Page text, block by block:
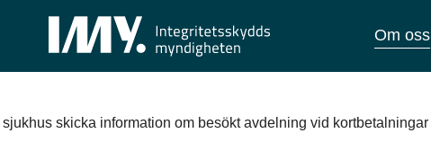
Om oss
sjukhus skicka information om besökt avdelning vid kortbetalningar